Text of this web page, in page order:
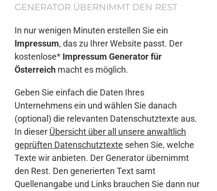
GENERATOR ÜBERNIMMT DEN REST
In nur wenigen Minuten erstellen Sie ein
Impressum, das zu Ihrer Website passt. Der
kostenlose* Impressum Generator für
Österreichmacht es möglich.
Geben Sie einfach die Daten Ihres
Unternehmens ein und wählen Sie danach
(optional) die relevanten Datenschutztexte aus.
In dieser Übersicht über all unsere anwaltlich
geprüften Datenschutztexte sehen Sie, welche
Texte wir anbieten. Der Generator übernimmt
den Rest. Den generierten Text samt
Quellenangabe und Links brauchen Sie dann nur